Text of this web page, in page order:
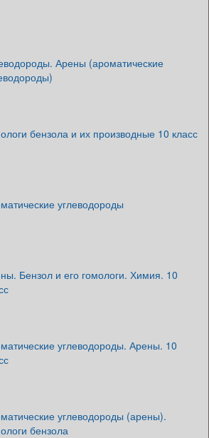
Арены (ароматические
бензола и их производные 10 класс
углеводороды
Бензол и его гомологи. Химия. 10
углеводороды. Арены. 10
углеводороды (арены).
бензола